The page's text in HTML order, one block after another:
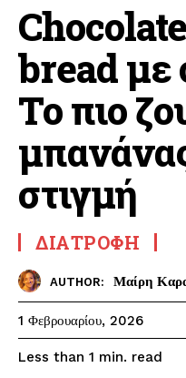
bread με
Το πιο
στιγμή
ΔΙΑΤΡΟΦΉ
AUTHOR: Μαίρη
1 Φεβρουαρίου, 2026
Less than 1 min. read